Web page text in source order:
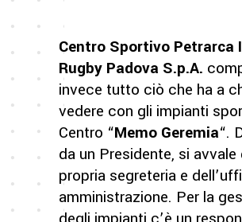
Centro Sportivo Petrarca
Rugby Padova S.p.A.
invece tutto ciò che ha a
vedere con gli impianti
Centro “Memo Geremia“.
da un Presidente, si avvale
propria segreteria e
amministrazione. Per la